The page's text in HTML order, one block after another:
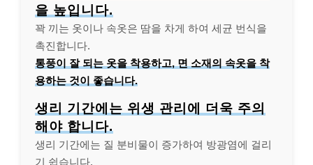
을 높입니다.
꽉 끼는 옷이나 속옷은 땀을 차게 하여 세균 번식을
촉진합니다.
통풍이 잘 되는 옷을 착용하고, 면 소재의 속옷을 착
용하는 것이 좋습니다.
생리 기간에는 위생 관리에 더욱 주의
해야 합니다.
생리 기간에는 질 분비물이 증가하여 방광염에 걸리
기 쉽습니다.